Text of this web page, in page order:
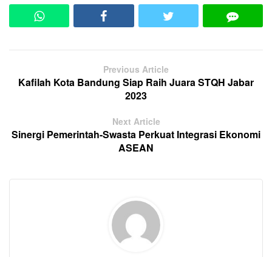
Previous Article
Kafilah Kota Bandung Siap Raih Juara STQH Jabar
2023
Next Article
Sinergi Pemerintah-Swasta Perkuat Integrasi Ekonomi
ASEAN